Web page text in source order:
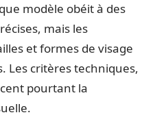
modèle obéit à des
mais les
et formes de visage
Les critères techniques,
pourtant la